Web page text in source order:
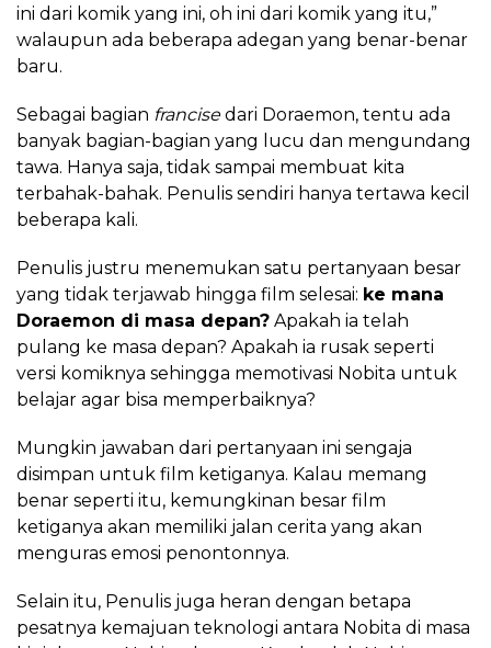
ini dari komik yang ini, oh ini dari komik yang itu,”
walaupun ada beberapa adegan yang benar-benar
baru.
Sebagai bagian francisedari Doraemon, tentu ada
banyak bagian-bagian yang lucu dan mengundang
tawa. Hanya saja, tidak sampai membuat kita
terbahak-bahak. Penulis sendiri hanya tertawa kecil
beberapa kali.
Penulis justru menemukan satu pertanyaan besar
yang tidak terjawab hingga film selesai: ke mana
Doraemon di masa depan? Apakah ia telah
pulang ke masa depan? Apakah ia rusak seperti
versi komiknya sehingga memotivasi Nobita untuk
belajar agar bisa memperbaiknya?
Mungkin jawaban dari pertanyaan ini sengaja
disimpan untuk film ketiganya. Kalau memang
benar seperti itu, kemungkinan besar film
ketiganya akan memiliki jalan cerita yang akan
menguras emosi penontonnya.
Selain itu, Penulis juga heran dengan betapa
pesatnya kemajuan teknologi antara Nobita di masa